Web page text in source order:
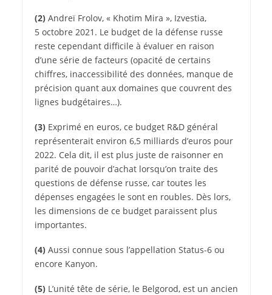
(2) Andreï Frolov, « Khotim Mira », Izvestia,
5 octobre 2021. Le budget de la défense russe
reste cependant difficile à évaluer en raison
d’une série de facteurs (opacité de certains
chiffres, inaccessibilité des données, manque de
précision quant aux domaines que couvrent des
lignes budgétaires…).
(3) Exprimé en euros, ce budget R&D général
représenterait environ 6,5 milliards d’euros pour
2022. Cela dit, il est plus juste de raisonner en
parité de pouvoir d’achat lorsqu’on traite des
questions de défense russe, car toutes les
dépenses engagées le sont en roubles. Dès lors,
les dimensions de ce budget paraissent plus
importantes.
(4) Aussi connue sous l’appellation Status-6 ou
encore Kanyon.
(5) L’unité tête de série, le Belgorod, est un ancien